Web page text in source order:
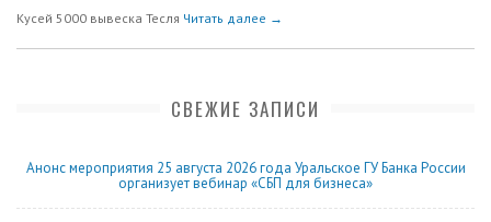
Кусей 5000 вывеска Тесля Читать далее →
СВЕЖИЕ ЗАПИСИ
Анонс мероприятия 25 августа 2026 года Уральское ГУ Банка России
организует вебинар «СБП для бизнеса»